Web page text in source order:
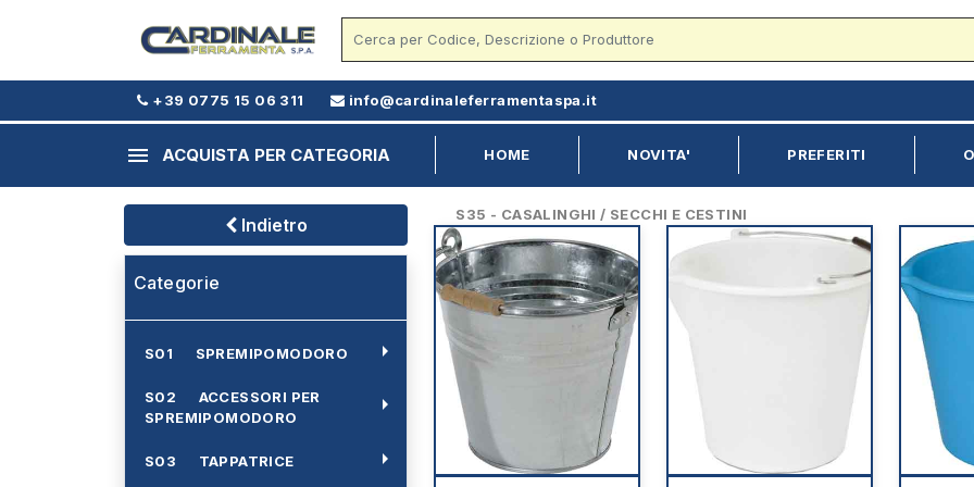
+39 0775 15 06 311 info@cardinaleferramentaspa.it
menu ACQUISTA PER CATEGORIA HOME NOVITA' PREFERITI
Indietro
Categorie
S01 SPREMIPOMODORO arrow_right
S02 ACCESSORI PER
SPREMIPOMODORO
arrow_right
S03 TAPPATRICE arrow_right
S35 - CASALINGHI / SECCHI E CESTINI